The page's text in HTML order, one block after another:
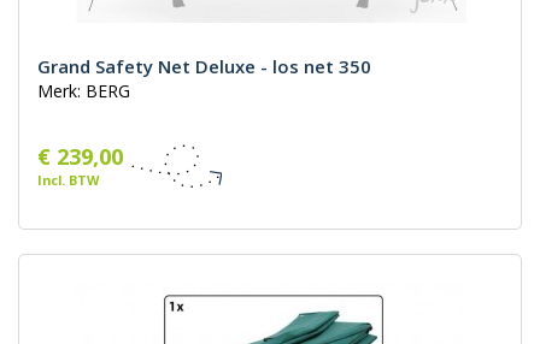
Grand Safety Net Deluxe - los net 350
Merk: BERG
€ 239,00
Incl. BTW